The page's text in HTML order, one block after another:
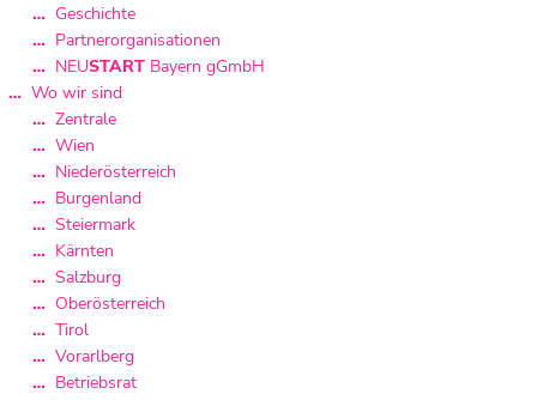
Geschichte
Partnerorganisationen
NEUSTART Bayern gGmbH
Wo wir sind
Zentrale
Wien
Niederösterreich
Burgenland
Steiermark
Kärnten
Salzburg
Oberösterreich
Tirol
Vorarlberg
Betriebsrat